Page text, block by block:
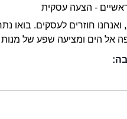
- הצעה עסקית
ואנחנו חוזרים לעסקים. בואו
אל הים ומציעה שפע של